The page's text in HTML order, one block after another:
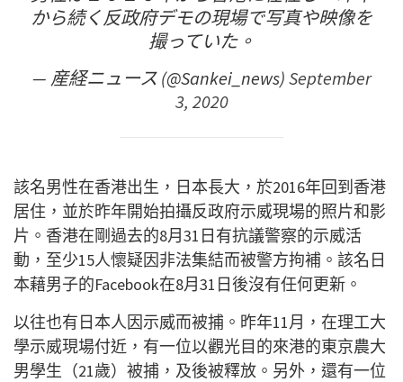
から続く反政府デモの現場で写真や映像を
撮っていた。
— 産経ニュース (@Sankei_news)September
3, 2020
該名男性在香港出生，日本長大，於2016年回到香港
居住，並於昨年開始拍攝反政府示威現場的照片和影
片。香港在剛過去的8月31日有抗議警察的示威活
動，至少15人懷疑因非法集結而被警方拘補。該名日
本藉男子的Facebook在8月31日後沒有任何更新。
以往也有日本人因示威而被捕。昨年11月，在理工大
學示威現場付近，有一位以觀光目的來港的東京農大
男學生（21歲）被捕，及後被釋放。另外，還有一位